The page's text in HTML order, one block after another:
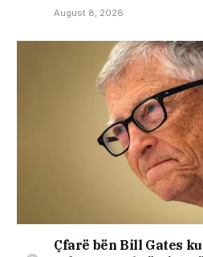
August 8, 2026
Çfarë bën Bill Gates